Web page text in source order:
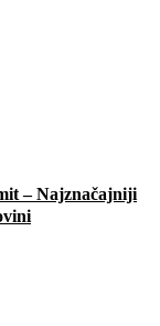
– Najznačajniji